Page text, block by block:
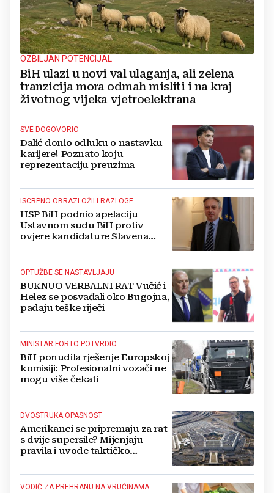
OZBILJAN POTENCIJAL
BiH ulazi u novi val ulaganja, ali zelena
tranzicija mora odmah misliti i na kraj
životnog vijeka vjetroelektrana
SVE DOGOVORIO
Dalić donio odluku o nastavku
karijere! Poznato koju
reprezentaciju preuzima
ISCRPNO OBRAZLOŽILI RAZLOGE
HSP BiH podnio apelaciju
Ustavnom sudu BiH protiv
ovjere kandidature Slavena
OPTUŽBE SE NASTAVLJAJU
BUKNUO VERBALNI RAT Vučić i
Helez se posvađali oko Bugojna,
padaju teške riječi
MINISTAR FORTO POTVRDIO
BiH ponudila rješenje Europskoj
komisiji: Profesionalni vozači ne
mogu više čekati
DVOSTRUKA OPASNOST
Amerikanci se pripremaju za rat
s dvije supersile? Mijenjaju
pravila i uvode taktičko
VODIČ ZA PREHRANU NA VRUĆINAMA